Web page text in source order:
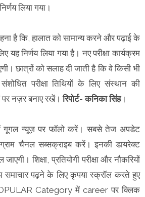
लिया गया।
है कि, हालात को सामान्य करने और पढ़ाई के
निर्णय लिया गया है। नए परीक्षा कार्यक्रम
छात्रों को सलाह दी जाती है कि वे किसी भी
परीक्षा तिथियों के लिए संस्थान की
नज़र बनाए रखें।रिपोर्ट- कनिका सिंह।
गूगल न्यूज़ पर फॉलो करें। सबसे तेज अपडेट
चैनल सब्सक्राइब करें। इनकी डायरेक्ट
शिक्षा, प्रतियोगी परीक्षा और नौकरियों
पढ़ने के लिए कृपया स्क्रॉल करते हुए
Category में career पर क्लिक